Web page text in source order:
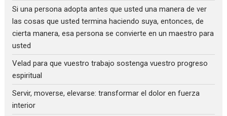
Si una persona adopta antes que usted una manera de ver
las cosas que usted termina haciendo suya, entonces, de
cierta manera, esa persona se convierte en un maestro para
usted
Velad para que vuestro trabajo sostenga vuestro progreso
espiritual
Servir, moverse, elevarse: transformar el dolor en fuerza
interior